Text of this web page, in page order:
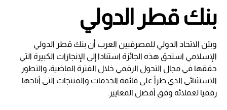
بنك قطر الدولي
وبيّن الاتحاد الدولي للمصرفيين العرب أن بنك قطر الدولي
الإسلامي استحق هذه الجائزة استنادا إلى الإنجازات الكبيرة التي
حققها في مجال التحول الرقمي خلال الفترة الماضية، والتطور
الاستثنائي الذي طرأ على قائمة الخدمات والمنتجات التي أتاحها
رقميا لعملائه وفق أفضل المعايير.